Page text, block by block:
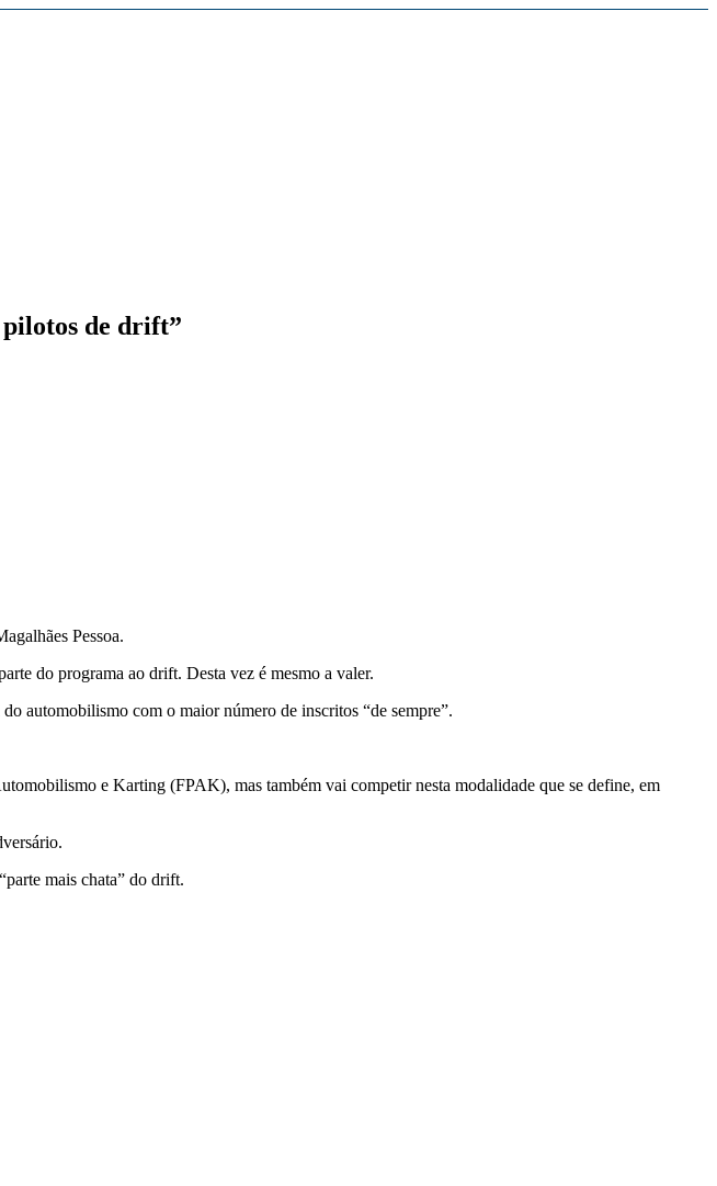
pilotos de drift”
Pessoa.
do programa ao drift. Desta vez é mesmo a valer.
automobilismo com o maior número de inscritos “de sempre”.
e Karting (FPAK), mas também vai competir nesta modalidade que se define, em
mais chata” do drift.